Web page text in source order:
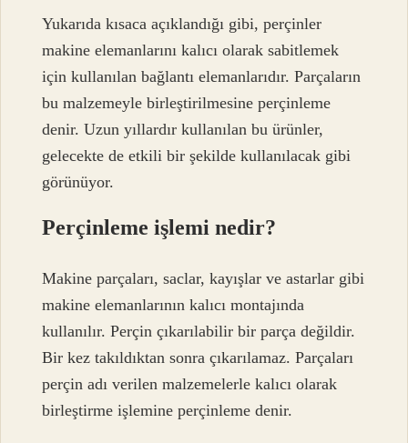
Yukarıda kısaca açıklandığı gibi, perçinler
makine elemanlarını kalıcı olarak sabitlemek
için kullanılan bağlantı elemanlarıdır. Parçaların
bu malzemeyle birleştirilmesine perçinleme
denir. Uzun yıllardır kullanılan bu ürünler,
gelecekte de etkili bir şekilde kullanılacak gibi
görünüyor.
Perçinleme işlemi nedir?
Makine parçaları, saclar, kayışlar ve astarlar gibi
makine elemanlarının kalıcı montajında ​​
kullanılır. Perçin çıkarılabilir bir parça değildir.
Bir kez takıldıktan sonra çıkarılamaz. Parçaları
perçin adı verilen malzemelerle kalıcı olarak
birleştirme işlemine perçinleme denir.